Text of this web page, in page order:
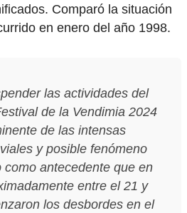
Comparó la situación
en enero del año 1998.
las actividades del
de la Vendimia 2024
de las intensas
y posible fenómeno
como antecedente que en
entre el 21 y
los desbordes en el